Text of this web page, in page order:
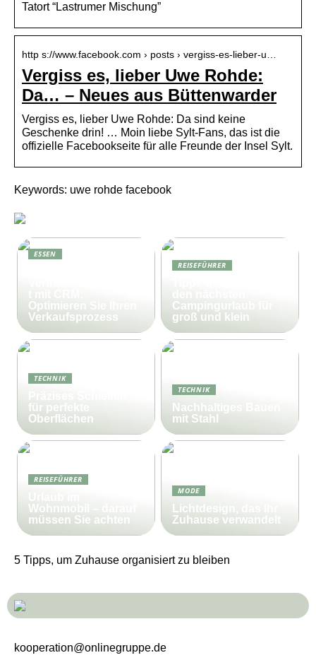
Tatort “Lastrumer Mischung”
http s://www.facebook.com › posts › vergiss-es-lieber-u…
Vergiss es, lieber Uwe Rohde:
Da… – Neues aus Büttenwarder
Vergiss es, lieber Uwe Rohde: Da sind keine
Geschenke drin! … Moin liebe Sylt-Fans, das ist die
offizielle Facebookseite für alle Freunde der Insel Sylt.
Keywords: uwe rohde facebook
ESSEN
Optimieren Sie Ihren
Verkaufsprozess
REISEFÜHRER
Campingurlaub für
groß und klein
TECHNIK
für perfekte
Oberflächen
TECHNIK
Nachhaltiges Bauen
mit Stahl
REISEFÜHRER
Wohnmobil – darauf
müssen Sie achten
MODE
Lichtdesign, das Ihr
Zuhause verwandelt
5 Tipps, um Zuhause organisiert zu bleiben
kooperation@onlinegruppe.de